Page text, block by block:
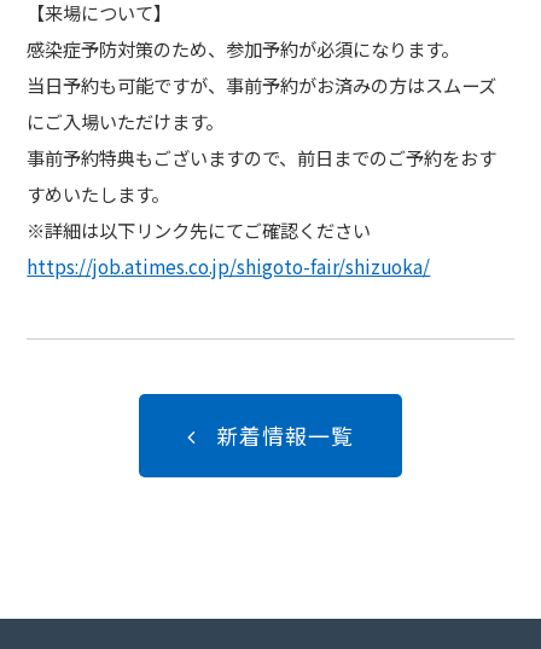
【来場について】
感染症予防対策のため、参加予約が必須になります。
当日予約も可能ですが、事前予約がお済みの方はスムーズ
にご入場いただけます。
事前予約特典もございますので、前日までのご予約をおす
すめいたします。
※詳細は以下リンク先にてご確認ください
https://job.atimes.co.jp/shigoto-fair/shizuoka/
新着情報一覧